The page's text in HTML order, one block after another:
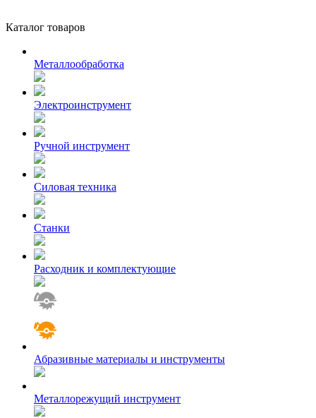
Каталог товаров
Металлообработка
Электроинструмент
Ручной инструмент
Силовая техника
Станки
Расходник и комплектующие
Абразивные материалы и инструменты
Металлорежущий инструмент